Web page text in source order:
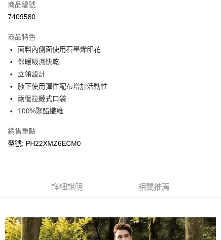
LINE Pay
悠遊付
Google Pay
運送方式
宅配(離島)
商品編號
7409580
商品特色
面料內側面使用石墨烯印花
保暖吸濕快乾
立領設計
腋下使用彈性配布增加活動性
兩個拉鏈式口袋
100%聚酯纖維
銷售重點
型號: PH22XMZ6ECM0
詳細說明 相關推薦